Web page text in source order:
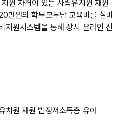
원 자격이 있는 사립유치원 재원
만원의 학부모부담 교육비를 실비
지원시스템을 통해 상시 온라인 신
치원 재원 법정저소득층 유아